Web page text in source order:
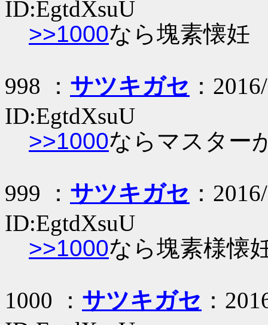
ID:EgtdXsuU
>>1000なら塊素懐妊
998 ： サツキガセ ：
ID:EgtdXsuU
>>1000ならマスター
999 ： サツキガセ ：
ID:EgtdXsuU
>>1000なら塊素様懐
1000 ： サツキガセ ：